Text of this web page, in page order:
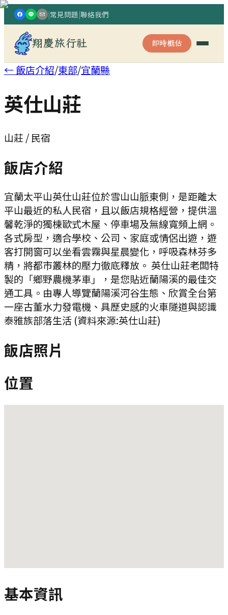
|常見問題|聯絡我們
翔慶旅行社 即時概估
← 飯店介紹/東部/宜蘭縣
英仕山莊
山莊 / 民宿
飯店介紹
宜蘭太平山英仕山莊位於雪山山脈東側，是距離太
平山最近的私人民宿，且以飯店規格經營，提供溫
馨乾淨的獨棟歐式木屋、停車場及無線寬頻上網。
各式房型，適合學校、公司、家庭或情侶出遊，遊
客打開窗可以坐看雲霧與星晨變化，呼吸森林芬多
精，將都市叢林的壓力徹底釋放。 英仕山莊老闆特
製的「鄉野農機茅車」，是您貼近蘭陽溪的最佳交
通工具。由專人導覽蘭陽溪河谷生態、欣賞全台第
一座古董水力發電機、具歷史感的火車隧道與認識
泰雅族部落生活 (資料來源:英仕山莊)
飯店照片
位置
基本資訊